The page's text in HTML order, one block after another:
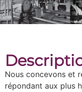
Nous concevons et
répondant aux plus